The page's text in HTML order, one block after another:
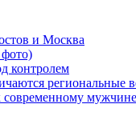
и Москва
контролем
региональные
современному